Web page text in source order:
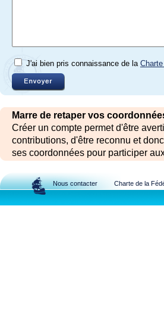
J'ai bien pris connaissance de la
Marre de retaper vos
Créer un compte permet d'être
contributions, d'être reconnu et
ses coordonnées pour participer
Nous contacter Charte de la